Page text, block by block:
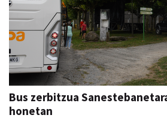
Bus zerbitzua
honetan